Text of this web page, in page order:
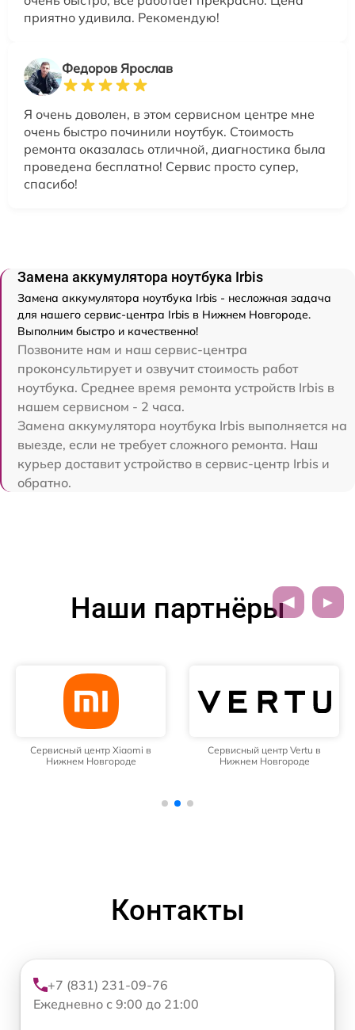
приятно удивила. Рекомендую!
Федоров Ярослав
Я очень доволен, в этом сервисном центре мне
очень быстро починили ноутбук. Стоимость
ремонта оказалась отличной, диагностика была
проведена бесплатно! Сервис просто супер,
спасибо!
Замена аккумулятора ноутбука Irbis
Замена аккумулятора ноутбука Irbis - несложная задача
для нашего сервис-центра Irbis в Нижнем Новгороде.
Выполним быстро и качественно!
Позвоните нам и наш сервис-центра
проконсультирует и озвучит стоимость работ
ноутбука. Среднее время ремонта устройств Irbis в
нашем сервисном - 2 часа.
Замена аккумулятора ноутбука Irbis выполняется на
выезде, если не требует сложного ремонта. Наш
курьер доставит устройство в сервис-центр Irbis и
обратно.
Наши партнёры
Сервисный центр Xiaomi в
Нижнем Новгороде
Сервисный центр Vertu в
Нижнем Новгороде
Контакты
+7 (831) 231-09-76
Ежедневно с 9:00 до 21:00